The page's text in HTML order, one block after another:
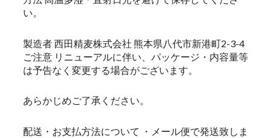
い。
製造者 西田精麦株式会社 熊本県八代市新港町2-3-4
ご注意 リニューアルに伴い、パッケージ・内容量等
は予告なく変更する場合がございます。
あらかじめご了承ください。
配送・お支払方法について ・メール便で発送致しま